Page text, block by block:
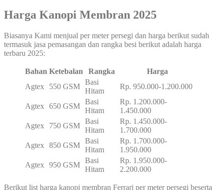
Harga Kanopi Membran 2025
Biasanya Kami menjual per meter persegi dan harga berikut sudah
termasuk jasa pemasangan dan rangka besi berikut adalah harga
terbaru 2025:
Bahan Ketebalan Rangka
Harga
Agtex
550 GSM
Basi
Hitam
Rp. 950.000-1.200.000
Agtex 650 GSM
Basi
Hitam
Rp. 1.200.000-
1.450.000
Agtex
750 GSM
Basi
Hitam
Rp. 1.450.000-
1.700.000
Agtex
850 GSM
Basi
Hitam
Rp. 1.700.000-
1.950.000
Agtex
950 GSM
Basi
Hitam
Rp. 1.950.000-
2.200.000
Berikut list harga kanopi membran Ferrari per meter persegi beserta